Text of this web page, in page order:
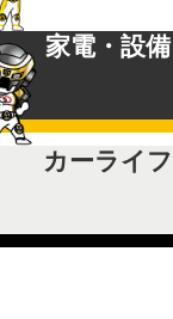
家電・設備
カーライフ